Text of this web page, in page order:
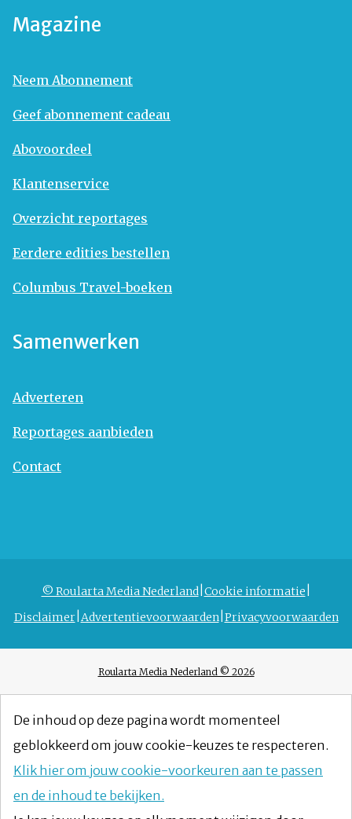
Magazine
Neem Abonnement
Geef abonnement cadeau
Abovoordeel
Klantenservice
Overzicht reportages
Eerdere edities bestellen
Columbus Travel-boeken
Samenwerken
Adverteren
Reportages aanbieden
Contact
© Roularta Media Nederland Cookie informatie
Disclaimer Advertentievoorwaarden Privacyvoorwaarden
Roularta Media Nederland © 2026
De inhoud op deze pagina wordt momenteel
geblokkeerd om jouw cookie-keuzes te respecteren.
Klik hier om jouw cookie-voorkeuren aan te passen
en de inhoud te bekijken.